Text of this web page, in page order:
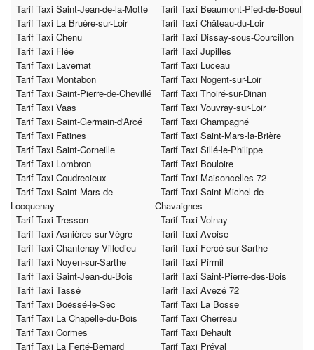
Tarif Taxi Saint-Jean-de-la-Motte
Tarif Taxi Beaumont-Pied-de-Boeuf
Tarif Taxi La Bruère-sur-Loir
Tarif Taxi Château-du-Loir
Tarif Taxi Chenu
Tarif Taxi Dissay-sous-Courcillon
Tarif Taxi Flée
Tarif Taxi Jupilles
Tarif Taxi Lavernat
Tarif Taxi Luceau
Tarif Taxi Montabon
Tarif Taxi Nogent-sur-Loir
Tarif Taxi Saint-Pierre-de-Chevillé
Tarif Taxi Thoiré-sur-Dinan
Tarif Taxi Vaas
Tarif Taxi Vouvray-sur-Loir
Tarif Taxi Saint-Germain-d'Arcé
Tarif Taxi Champagné
Tarif Taxi Fatines
Tarif Taxi Saint-Mars-la-Brière
Tarif Taxi Saint-Corneille
Tarif Taxi Sillé-le-Philippe
Tarif Taxi Lombron
Tarif Taxi Bouloire
Tarif Taxi Coudrecieux
Tarif Taxi Maisoncelles 72
Tarif Taxi Saint-Mars-de-
Locquenay
Tarif Taxi Saint-Michel-de-
Chavaignes
Tarif Taxi Tresson
Tarif Taxi Volnay
Tarif Taxi Asnières-sur-Vègre
Tarif Taxi Avoise
Tarif Taxi Chantenay-Villedieu
Tarif Taxi Fercé-sur-Sarthe
Tarif Taxi Noyen-sur-Sarthe
Tarif Taxi Pirmil
Tarif Taxi Saint-Jean-du-Bois
Tarif Taxi Saint-Pierre-des-Bois
Tarif Taxi Tassé
Tarif Taxi Avezé 72
Tarif Taxi Boëssé-le-Sec
Tarif Taxi La Bosse
Tarif Taxi La Chapelle-du-Bois
Tarif Taxi Cherreau
Tarif Taxi Cormes
Tarif Taxi Dehault
Tarif Taxi La Ferté-Bernard
Tarif Taxi Préval